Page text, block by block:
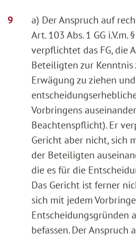
a) Der Anspruch auf
Art. 103 Abs. 1 GG i.V.m.
verpflichtet das FG, die
Beteiligten zur Kenntnis
Erwägung zu ziehen
Vorbringens
Beachtenspflicht). Er
Gericht aber nicht, sich
der Beteiligten
die es für die
Das Gericht ist ferner
sich mit jedem
Entscheidungsgründen
befassen. Der Anspruch